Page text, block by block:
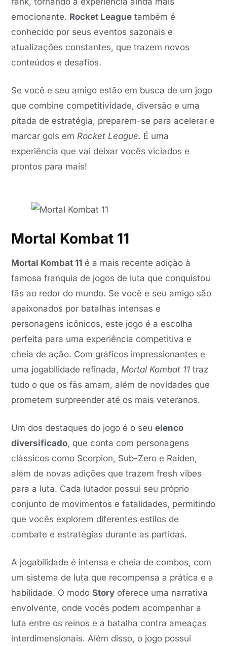
emocionante. Rocket League também é
conhecido por seus eventos sazonais e
atualizações constantes, que trazem novos
conteúdos e desafios.
Se você e seu amigo estão em busca de um jogo
que combine competitividade, diversão e uma
pitada de estratégia, preparem-se para acelerar e
marcar gols em Rocket League. É uma
experiência que vai deixar vocês viciados e
prontos para mais!
Mortal Kombat 11
Mortal Kombat 11 é a mais recente adição à
famosa franquia de jogos de luta que conquistou
fãs ao redor do mundo. Se você e seu amigo são
apaixonados por batalhas intensas e
personagens icônicos, este jogo é a escolha
perfeita para uma experiência competitiva e
cheia de ação. Com gráficos impressionantes e
uma jogabilidade refinada, Mortal Kombat 11 traz
tudo o que os fãs amam, além de novidades que
prometem surpreender até os mais veteranos.
Um dos destaques do jogo é o seuelenco
diversificado, que conta com personagens
clássicos como Scorpion, Sub-Zero e Raiden,
além de novas adições que trazem fresh vibes
para a luta. Cada lutador possui seu próprio
conjunto de movimentos e fatalidades, permitindo
que vocês explorem diferentes estilos de
combate e estratégias durante as partidas.
A jogabilidade é intensa e cheia de combos, com
um sistema de luta que recompensa a prática e a
habilidade. O modoStory oferece uma narrativa
envolvente, onde vocês podem acompanhar a
luta entre os reinos e a batalha contra ameaças
interdimensionais. Além disso, o jogo possui